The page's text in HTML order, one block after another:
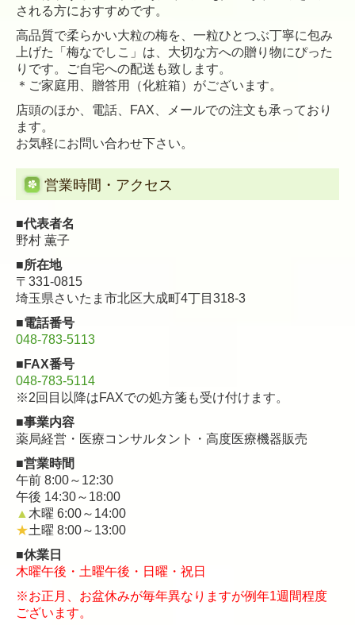
また、出来上がり次第お知らせしますので、携帯電話番
号を受付までご提示ください。
■かおる薬局は無菌調剤室がない為ご対応致しかねる薬
剤がございます。
ご了承下さい。
相談会実施中
お薬のことだけでなく、健康に関することについて、ご
相談ください。
◆健康診断の結果の見方を教えてほしい
◆BMIは、どうやって計算するの？
など
開催日時
毎週 木曜
午前 10:00～午後 14:00
※原則30分以内のご相談となります。
※予約制となります。
ご希望日の3日前（月曜）までにご連絡ください。
TEL：048-783-5113
■赤外線体温計1本お持ちですか？
風邪・インフルエンザなど感染症の時に触れずに測
れます。
寝ている時に起こさずに測れます。
おでこに当てて1秒！！
サンプルでお試し下さい。
最新の物を特別価格で販売中。
￥15，400（税込）
される方におすすめです。
高品質で柔らかい大粒の梅を、一粒ひとつぶ丁寧に包み
上げた「梅なでしこ」は、大切な方への贈り物にぴった
りです。ご自宅への配送も致します。
＊ご家庭用、贈答用（化粧箱）がございます。
店頭のほか、電話、FAX、メールでの注文も承っており
ます。
お気軽にお問い合わせ下さい。
営業時間・アクセス
■代表者名
野村 薫子
■所在地
〒331-0815
埼玉県さいたま市北区大成町4丁目318-3
■電話番号
048-783-5113
■FAX番号
048-783-5114
※2回目以降はFAXでの処方箋も受け付けます。
■事業内容
薬局経営・医療コンサルタント・高度医療機器販売
■営業時間
午前 8:00～12:30
午後 14:30～18:00
▲ 木曜 6:00～14:00
★土曜 8:00～13:00
■休業日
木曜午後・土曜午後・日曜・祝日
※お正月、お盆休みが毎年異なりますが例年1週間程度
ございます。